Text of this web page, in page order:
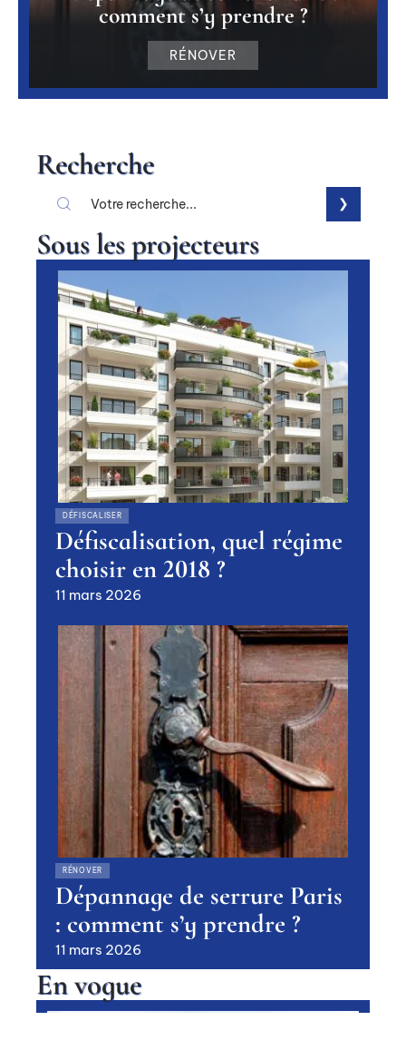
comment s’y prendre ?
RÉNOVER
Recherche
Sous les projecteurs
DÉFISCALISER
Défiscalisation, quel régime
choisir en 2018 ?
11 mars 2026
RÉNOVER
Dépannage de serrure Paris
: comment s’y prendre ?
11 mars 2026
En vogue